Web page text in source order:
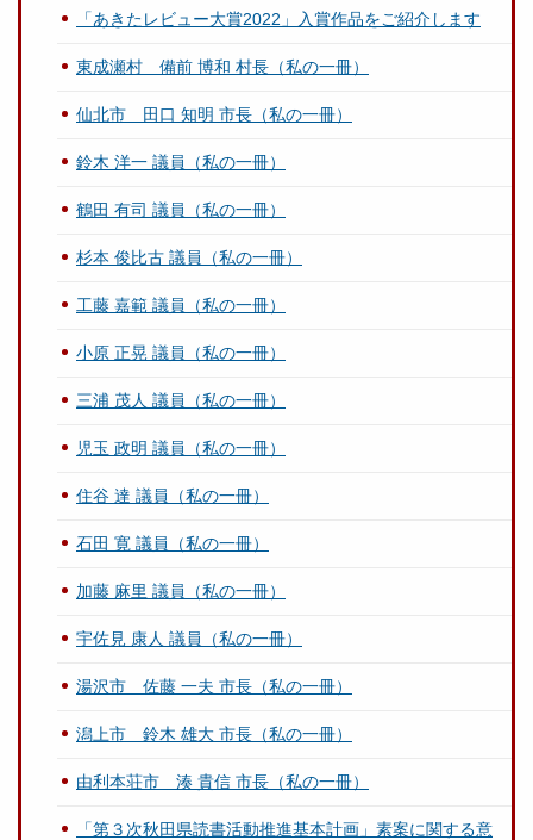
「あきたレビュー大賞2022」入賞作品をご紹介します
東成瀬村 備前 博和 村長（私の一冊）
仙北市 田口 知明 市長（私の一冊）
鈴木 洋一 議員（私の一冊）
鶴田 有司 議員（私の一冊）
杉本 俊比古 議員（私の一冊）
工藤 嘉範 議員（私の一冊）
小原 正晃 議員（私の一冊）
三浦 茂人 議員（私の一冊）
児玉 政明 議員（私の一冊）
住谷 達 議員（私の一冊）
石田 寛 議員（私の一冊）
加藤 麻里 議員（私の一冊）
宇佐見 康人 議員（私の一冊）
湯沢市 佐藤 一夫 市長（私の一冊）
潟上市 鈴木 雄大 市長（私の一冊）
由利本荘市 湊 貴信 市長（私の一冊）
「第３次秋田県読書活動推進基本計画」素案に関する意